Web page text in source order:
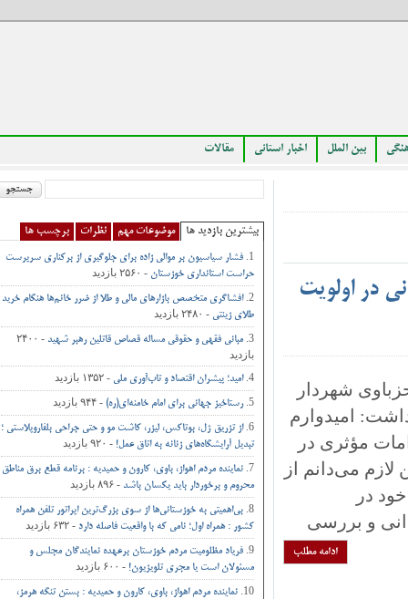
بین الملل اخبار استانی مقالات
اولویت
شهردار
امیدوارم
مؤثری در
می‌دانم از
در
و بررسی
ادامه مطلب
بیشترین بازدید ها موضوعات مهم نظرات برچسب ها
فشار سیاسیون بر موالی زاده برای جلوگیری از برکناری سرپرست
حراست استانداری خوزستان- ۲۵۶۰ بازدید
افشاگری متخصص بازارهای مالی و طلا از ضرر خانم‌ها هنگام خرید
طلای زینتی- ۲۴۸۰ بازدید
مبانی فقهی و حقوقی مساله قصاص قاتلین رهبر شهید
- ۲۴۰۰
بازدید
امید؛ پیشران اقتصاد و تاب‌آوری ملی- ۱۳۵۲ بازدید
رستاخیز جهانی برای امام خامنه‌ای(ره)- ۹۴۴ بازدید
از تزریق ژل، بوتاکس، لیزر، کاشت مو و حتی جراحی‌ بلفاروپلاستی ؛
تبدیل آرایشگاه‌های زنانه به اتاق‌ عمل‌!- ۹۲۰ بازدید
نماینده مردم اهواز، باوی، کارون و حمیدیه : برنامه قطع برق مناطق
محروم و برخوردار باید یکسان باشد - ۸۹۶ بازدید
بی‌اهمیتی به خوزستانی‌ها از سوی بزرگ‌ترین اپراتور تلفن همراه
کشور : همراه اول؛ نامی که با واقعیت فاصله دارد - ۶۳۲ بازدید
فریاد مظلومیت مردم خوزستان برعهده نمایندگان مجلس و
مسئولان است یا مجری تلویزیون!- ۶۰۰ بازدید
نماینده مردم اهواز، باوی، کارون و حمیدیه : بستن تنگه هرمز،